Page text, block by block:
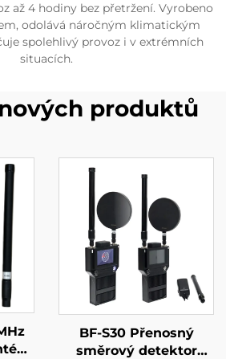
až 4 hodiny bez přetržení. Vyrobeno
odolává náročným klimatickým
spolehlivý provoz i v extrémních
situacích.
produktů
BF-S30 Přenosný
směrový detektor